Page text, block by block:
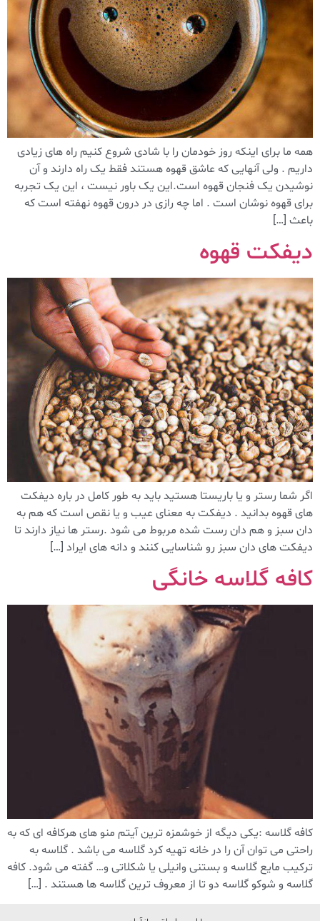
همه ما برای اینکه روز خودمان را با شادی شروع کنیم راه های زیادی
داریم . ولی آنهایی که عاشق قهوه هستند فقط یک راه دارند و آن
نوشیدن یک فنجان قهوه است.این یک باور نیست ، این یک تجربه
برای قهوه نوشان است . اما چه رازی در درون قهوه نهفته است که
باعث […]
دیفکت قهوه
اگر شما رستر و یا باریستا هستید باید به طور کامل در باره دیفکت
های قهوه بدانید . دیفکت به معنای عیب و یا نقص است که هم به
دان سبز و هم دان رست شده مربوط می شود .رستر ها نیاز دارند تا
دیفکت های دان سبز رو شناسایی کنند و دانه های ایراد […]
کافه گلاسه خانگی
کافه گلاسه :یکی دیگه از خوشمزه ترین آیتم منو های هرکافه ای که به
راحتی می توان آن را در خانه تهیه کرد گلاسه می باشد . گلاسه به
ترکیب مایع گلاسه و بستنی وانیلی یا شکلاتی و… گفته می شود. کافه
گلاسه و شوکو گلاسه دو تا از معروف ترین گلاسه ها هستند . […]